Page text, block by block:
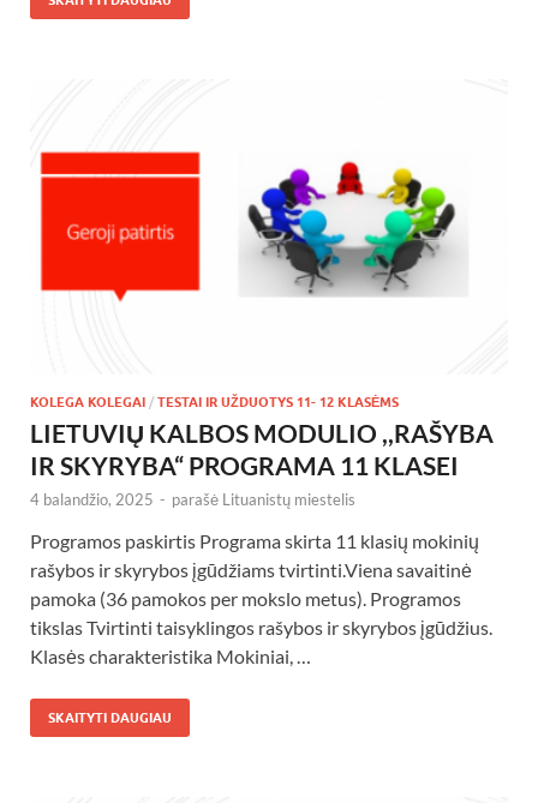
KOLEGA KOLEGAI / TESTAI IR UŽDUOTYS 11- 12 KLASĖMS
LIETUVIŲ KALBOS MODULIO ,,RAŠYBA
IR SKYRYBA“ PROGRAMA 11 KLASEI
4 balandžio, 2025 - parašė Lituanistų miestelis
Programos paskirtis Programa skirta 11 klasių mokinių
rašybos ir skyrybos įgūdžiams tvirtinti.Viena savaitinė
pamoka (36 pamokos per mokslo metus). Programos
tikslas Tvirtinti taisyklingos rašybos ir skyrybos įgūdžius.
Klasės charakteristika Mokiniai, …
SKAITYTI DAUGIAU